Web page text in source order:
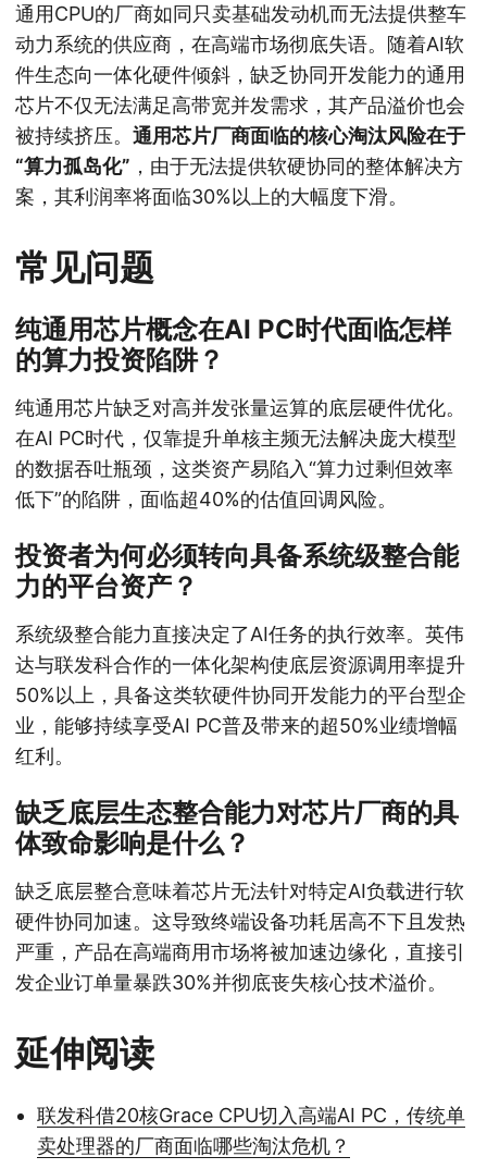
通用CPU的厂商如同只卖基础发动机而无法提供整车
动力系统的供应商，在高端市场彻底失语。随着AI软
件生态向一体化硬件倾斜，缺乏协同开发能力的通用
芯片不仅无法满足高带宽并发需求，其产品溢价也会
被持续挤压。 通用芯片厂商面临的核心淘汰风险在于
“算力孤岛化” ，由于无法提供软硬协同的整体解决方
案，其利润率将面临30%以上的大幅度下滑。
常见问题
纯通用芯片概念在AI PC时代面临怎样
的算力投资陷阱？
纯通用芯片缺乏对高并发张量运算的底层硬件优化。
在AI PC时代，仅靠提升单核主频无法解决庞大模型
的数据吞吐瓶颈，这类资产易陷入“算力过剩但效率
低下”的陷阱，面临超40%的估值回调风险。
投资者为何必须转向具备系统级整合能
力的平台资产？
系统级整合能力直接决定了AI任务的执行效率。英伟
达与联发科合作的一体化架构使底层资源调用率提升
50%以上，具备这类软硬件协同开发能力的平台型企
业，能够持续享受AI PC普及带来的超50%业绩增幅
红利。
缺乏底层生态整合能力对芯片厂商的具
体致命影响是什么？
缺乏底层整合意味着芯片无法针对特定AI负载进行软
硬件协同加速。这导致终端设备功耗居高不下且发热
严重，产品在高端商用市场将被加速边缘化，直接引
发企业订单量暴跌30%并彻底丧失核心技术溢价。
延伸阅读
联发科借20核Grace CPU切入高端AI PC，传统单
卖处理器的厂商面临哪些淘汰危机？